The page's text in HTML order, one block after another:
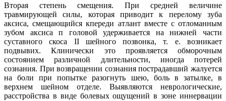
Вторая степень смещения. При средней величине
травмирующей силы, которая приводит к перелому зуба
аксиса, смещающийся кпереди атлант вместе с отломанным
зубом аксиса п головой удерживается на нижней части
суставного скоса II шейного позвонка, т. е. возникает
подвывих. Клинически это проявляется обморочным
состоянием различной длительности, иногда потерей
сознания. При возвращении сознания пострадавший жалуется
на боли при попытке разогнуть шею, боль в затылке, в
верхнем шейном отделе. Выявляются неврологические,
расстройства в виде болевых ощущений в зоне иннервации